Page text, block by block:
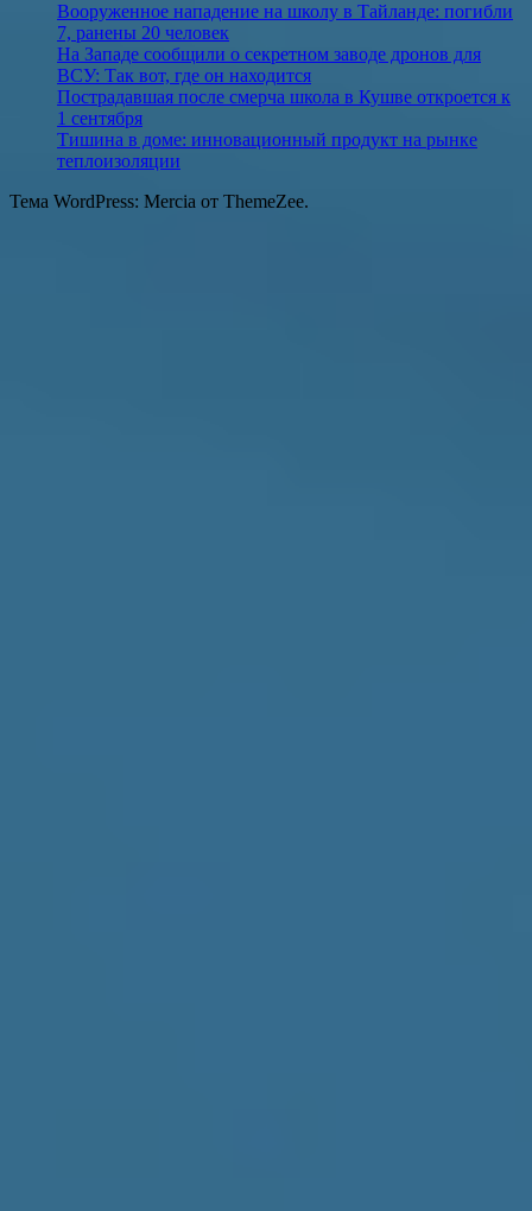
Вооруженное нападение на школу в Тайланде: погибли
7, ранены 20 человек
На Западе сообщили о секретном заводе дронов для
ВСУ: Так вот, где он находится
Пострадавшая после смерча школа в Кушве откроется к
1 сентября
Тишина в доме: инновационный продукт на рынке
теплоизоляции
Тема WordPress: Mercia от ThemeZee.